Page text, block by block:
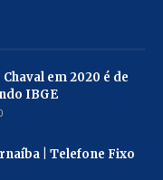
em 2020 é de
IBGE
| Telefone Fixo